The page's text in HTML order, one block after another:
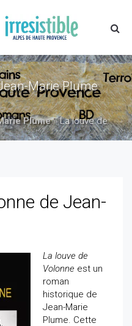
Marie Plume
Plume»La louve de
de Jean-
La louve de
Volonne est un
roman
historique de
Jean-Marie
Plume. Cette